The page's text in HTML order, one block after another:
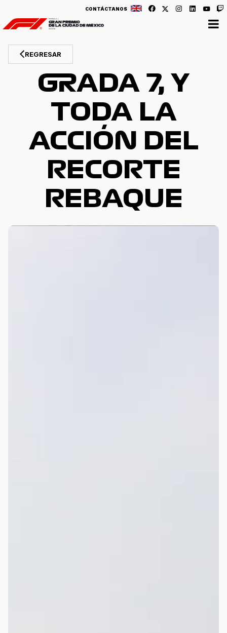
CONTÁCTANOS
REGRESAR
GRADA 7, Y
TODA LA
ACCIÓN DEL
RECORTE
REBAQUE